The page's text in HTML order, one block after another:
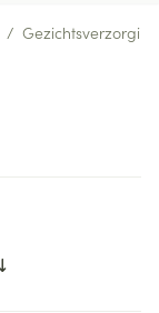
/ Gezichtsverzorging